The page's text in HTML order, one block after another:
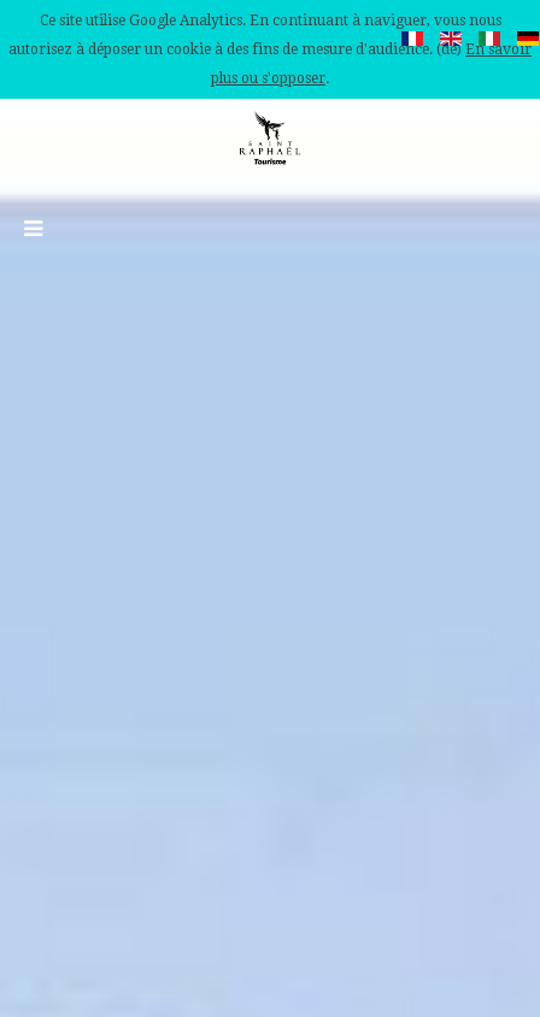
Ce site utilise Google Analytics. En continuant à naviguer, vous nous
autorisez à déposer un cookie à des fins de mesure d'audience. (de) En savoir
plus ou s'opposer.